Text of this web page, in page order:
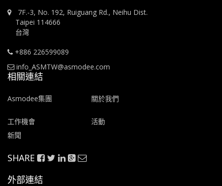
7F.-3, No. 192, Ruiguang Rd., Neihu Dist.
Taipei 114666
台灣
+886 226599089
info_ASMTW@asmodee.com
相關連結
Asmodee集團 關於我們
工作機會
活動
新聞
SHARE
外部連結